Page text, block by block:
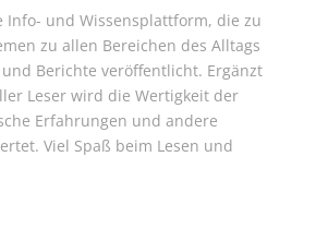
Info- und Wissensplattform, die zu
zu allen Bereichen des Alltags
Berichte veröffentlicht. Ergänzt
Leser wird die Wertigkeit der
Erfahrungen und andere
Viel Spaß beim Lesen und